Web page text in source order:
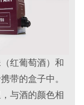
红葡萄酒）和
带的盒子中。
与酒的颜色相